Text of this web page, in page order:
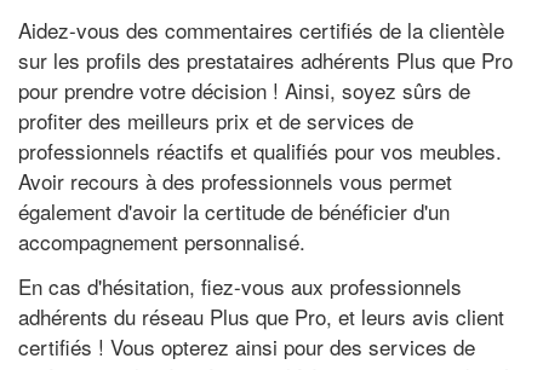
Aidez-vous des commentaires certifiés de la clientèle
sur les profils des prestataires adhérents Plus que Pro
pour prendre votre décision ! Ainsi, soyez sûrs de
profiter des meilleurs prix et de services de
professionnels réactifs et qualifiés pour vos meubles.
Avoir recours à des professionnels vous permet
également d'avoir la certitude de bénéficier d'un
accompagnement personnalisé.
En cas d'hésitation, fiez-vous aux professionnels
adhérents du réseau Plus que Pro, et leurs avis client
certifiés ! Vous opterez ainsi pour des services de